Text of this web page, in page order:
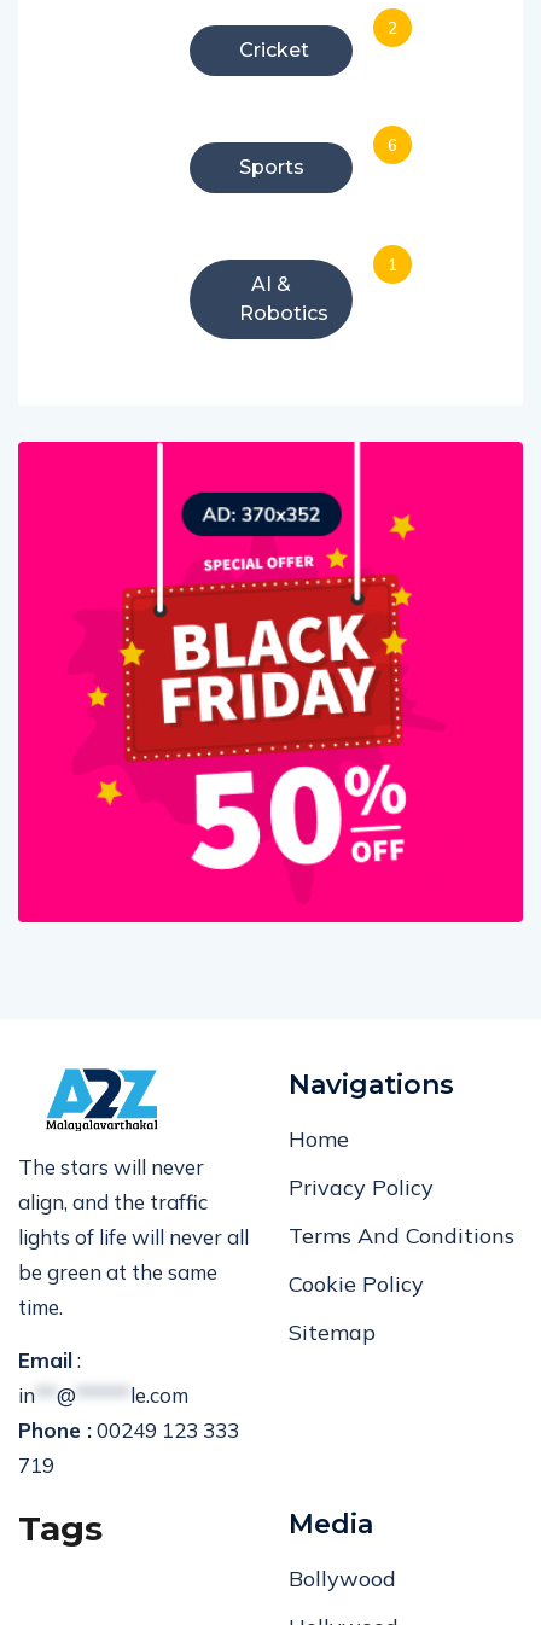
Cricket
2
Sports
6
AI &
Robotics
1
The stars will never
align, and the traffic
lights of life will never all
be green at the same
time.
Email:
in ** @ ***** le.com
Phone :00249 123 333
719
Navigations
Home
Privacy Policy
Terms And Conditions
Cookie Policy
Sitemap
Tags Media
Bollywood